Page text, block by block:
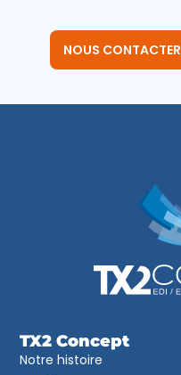
NOUS CONTACTER
TX2 Concept
Notre histoire